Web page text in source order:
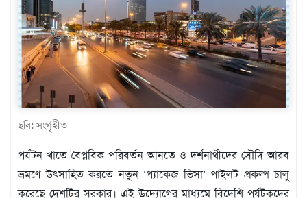
দক্ষিণ
আমেরিকা
ওশেনিয়া
এন্টারটিকা
বিনোদন
ভিডিও
তথ্য
প্রযুক্তি
ছবি: সংগৃহীত
পর্যটন খাতে বৈপ্লবিক পরিবর্তন আনতে ও দর্শনার্থীদের সৌদি আরব
ভ্রমণে উৎসাহিত করতে নতুন ‘প্যাকেজ ভিসা’ পাইলট প্রকল্প চালু
করেছে দেশটির সরকার। এই উদ্যোগের মাধ্যমে বিদেশি পর্যটকদের